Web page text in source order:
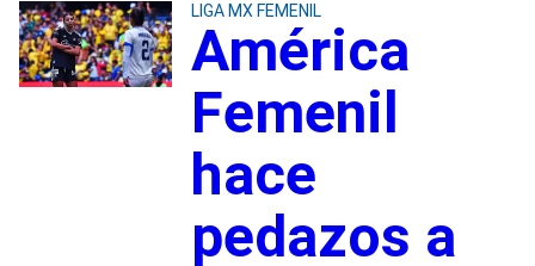
LIGA MX FEMENIL
América
Femenil
hace
pedazos a